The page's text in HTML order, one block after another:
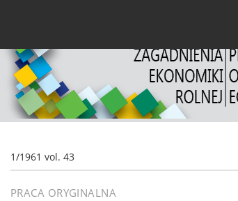
1/1961 vol. 43
PRACA ORYGINALNA